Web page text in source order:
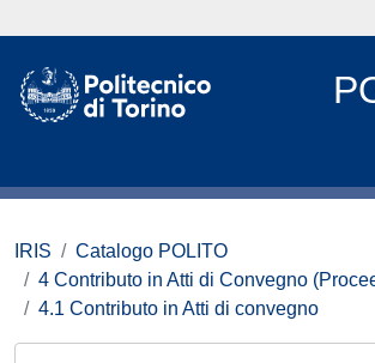
IRIS
Catalogo POLITO
4 Contributo in Atti di Convegno
4.1 Contributo in Atti di convegno